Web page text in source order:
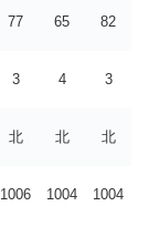
77 65 82
3 4 3
北 北 北
1006 1004 1004